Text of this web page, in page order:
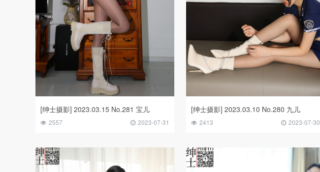
[绅士摄影] 2023.03.15 No.281 宝儿
2557 2023-07-31
[绅士摄影] 2023.03.10 No.280 九儿
2413 2023-07-30